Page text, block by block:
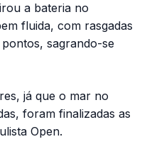
a bateria no
fluida, com rasgadas
sagrando-se
já que o mar no
foram finalizadas as
Open.